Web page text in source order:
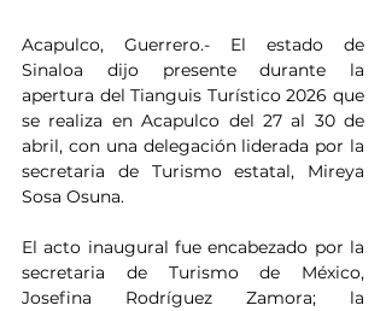
Acapulco, Guerrero.- El estado de
Sinaloa dijo presente durante la
apertura del Tianguis Turístico 2026 que
se realiza en Acapulco del 27 al 30 de
abril, con una delegación liderada por la
secretaria de Turismo estatal, Mireya
Sosa Osuna.
El acto inaugural fue encabezado por la
secretaria de Turismo de México,
Josefina Rodríguez Zamora; la